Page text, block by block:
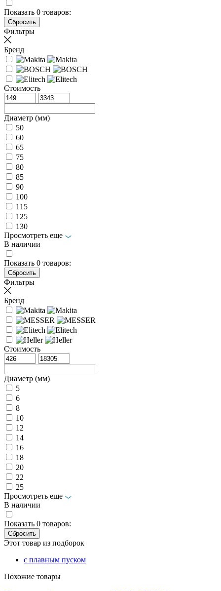
Показать 0 товаров:
Фильтры
Бренд
Стоимость
Диаметр (мм)
50
60
65
75
80
85
90
100
115
125
130
Просмотреть еще
В наличии
Показать 0 товаров:
Фильтры
Бренд
Стоимость
Диаметр (мм)
5
6
8
10
12
14
16
18
20
22
25
Просмотреть еще
В наличии
Показать 0 товаров:
Этот товар из подборок
с плавным пуском
Похожие товары